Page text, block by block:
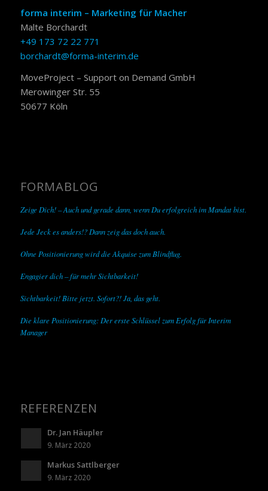
forma interim – Marketing für Macher
Malte Borchardt
+49 173 72 22 771
borchardt@forma-interim.de
MoveProject – Support on Demand GmbH
Merowinger Str. 55
50677 Köln
FORMABLOG
Zeige Dich! – Auch und gerade dann, wenn Du erfolgreich im Mandat bist.
Jede Jeck es anders!? Dann zeig das doch auch.
Ohne Positionierung wird die Akquise zum Blindflug.
Engagier dich – für mehr Sichtbarkeit!
Sichtbarkeit! Bitte jetzt. Sofort?! Ja, das geht.
Die klare Positionierung: Der erste Schlüssel zum Erfolg für Interim
Manager
REFERENZEN
Dr. Jan Häupler
9. März 2020
Markus Sattlberger
9. März 2020